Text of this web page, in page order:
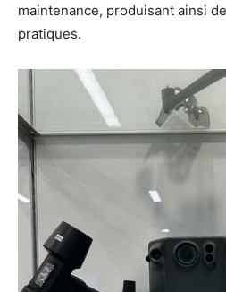
maintenance, produisant ainsi
pratiques.